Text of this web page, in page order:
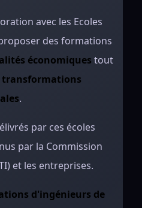
avec les Ecoles
des formations
économiques tout
transformations
.
par ces écoles
par la Commission
et les entreprises.
d'ingénieurs de